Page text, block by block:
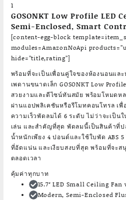
1
GOSONKT Low Profile LED
Semi-Enclosed, Smart
[content-egg-block
modules=AmazonNoApi
hide=”title,rating”]
พร้อมที่จะเป็นเพื่อนคู่ใจของห้องนอนแล
เพดานขนาดเล็ก GOSONKT Low
สวยงามและดีไซน์ทันสมัย พร้อมโหมดห
ผ่านแอปพลิเคชันหรือรีโมทคอนโทรล เ
ความเร็วพัดลมได้ 6 ระดับ ไม่ว่าจะเป็น
เล่น และสำคัญที่สุด พัดลมนี้เป็นสินค้าที่ป
น้ำหนักเพียง 4 ปอนด์และใช้ใบพัด ABS
ที่อัดแน่น และเงียบสงบที่สุด พร้อมที่จะส
ตลอดเวลา
คุ้มค่าทุกบาท
15.7″ LED Small Ceiling
Modern, Semi-Enclosed